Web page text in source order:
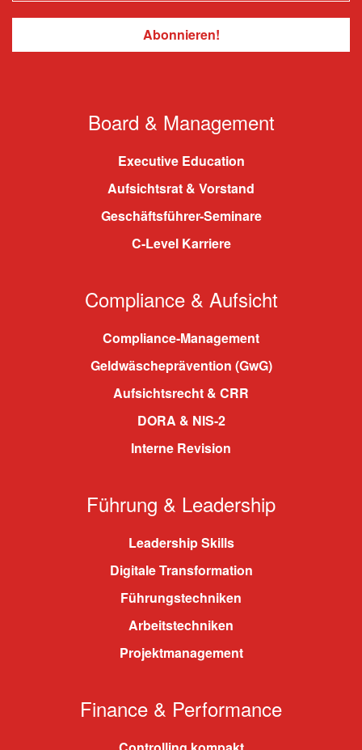
Board & Management
Executive Education
Aufsichtsrat & Vorstand
Geschäftsführer-Seminare
C-Level Karriere
Compliance & Aufsicht
Compliance-Management
Geldwäscheprävention (GwG)
Aufsichtsrecht & CRR
DORA & NIS-2
Interne Revision
Führung & Leadership
Leadership Skills
Digitale Transformation
Führungstechniken
Arbeitstechniken
Projektmanagement
Finance & Performance